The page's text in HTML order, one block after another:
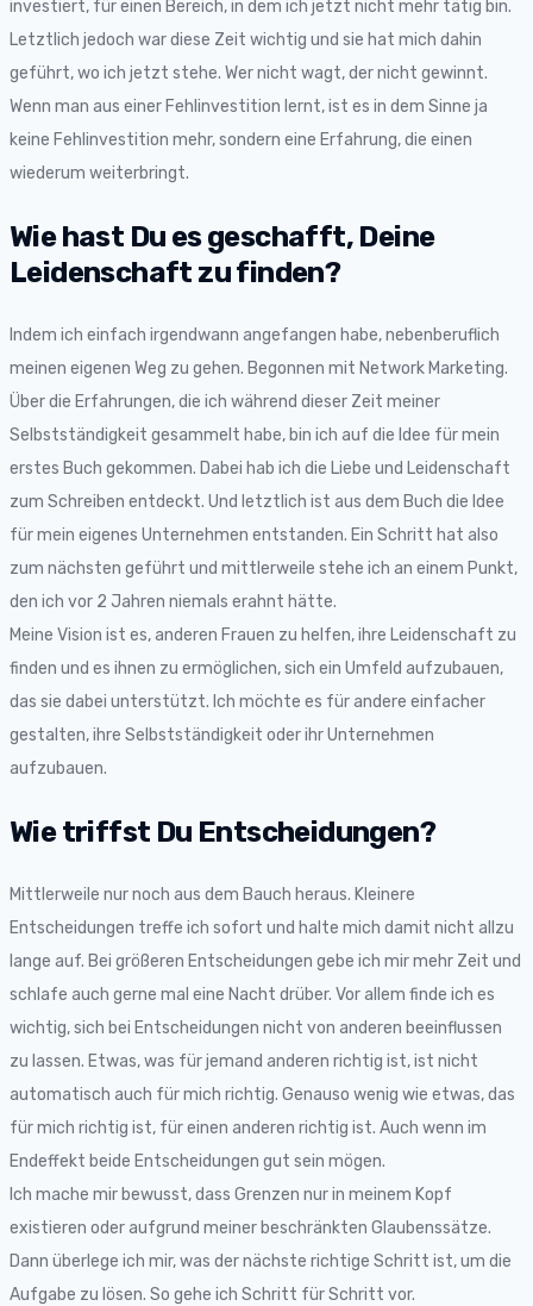
investiert, für einen Bereich, in dem ich jetzt nicht mehr tätig bin.
Letztlich jedoch war diese Zeit wichtig und sie hat mich dahin
geführt, wo ich jetzt stehe. Wer nicht wagt, der nicht gewinnt.
Wenn man aus einer Fehlinvestition lernt, ist es in dem Sinne ja
keine Fehlinvestition mehr, sondern eine Erfahrung, die einen
wiederum weiterbringt.
Wie hast Du es geschafft, Deine
Leidenschaft zu finden?
Indem ich einfach irgendwann angefangen habe, nebenberuflich
meinen eigenen Weg zu gehen. Begonnen mit Network Marketing.
Über die Erfahrungen, die ich während dieser Zeit meiner
Selbstständigkeit gesammelt habe, bin ich auf die Idee für mein
erstes Buch gekommen. Dabei hab ich die Liebe und Leidenschaft
zum Schreiben entdeckt. Und letztlich ist aus dem Buch die Idee
für mein eigenes Unternehmen entstanden. Ein Schritt hat also
zum nächsten geführt und mittlerweile stehe ich an einem Punkt,
den ich vor 2 Jahren niemals erahnt hätte.
Meine Vision ist es, anderen Frauen zu helfen, ihre Leidenschaft zu
finden und es ihnen zu ermöglichen, sich ein Umfeld aufzubauen,
das sie dabei unterstützt. Ich möchte es für andere einfacher
gestalten, ihre Selbstständigkeit oder ihr Unternehmen
aufzubauen.
Wie triffst Du Entscheidungen?
Mittlerweile nur noch aus dem Bauch heraus. Kleinere
Entscheidungen treffe ich sofort und halte mich damit nicht allzu
lange auf. Bei größeren Entscheidungen gebe ich mir mehr Zeit und
schlafe auch gerne mal eine Nacht drüber. Vor allem finde ich es
wichtig, sich bei Entscheidungen nicht von anderen beeinflussen
zu lassen. Etwas, was für jemand anderen richtig ist, ist nicht
automatisch auch für mich richtig. Genauso wenig wie etwas, das
für mich richtig ist, für einen anderen richtig ist. Auch wenn im
Endeffekt beide Entscheidungen gut sein mögen.
Ich mache mir bewusst, dass Grenzen nur in meinem Kopf
existieren oder aufgrund meiner beschränkten Glaubenssätze.
Dann überlege ich mir, was der nächste richtige Schritt ist, um die
Aufgabe zu lösen. So gehe ich Schritt für Schritt vor.